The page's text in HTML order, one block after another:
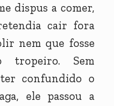
dispus a comer,
cair fora
nem que fosse
tropeiro. Sem
confundido o
ele passou a